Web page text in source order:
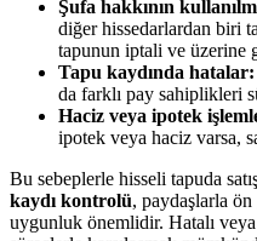
Şufa hakkının
diğer hissedarlardan biri
tapunun iptali ve üzerine
Tapu kaydında hatalar:
da farklı pay sahiplikleri
Haciz veya ipotek
ipotek veya haciz varsa,
Bu sebeplerle hisseli tapuda
kaydı kontrolü, paydaşlarla
uygunluk önemlidir. Hatalı veya